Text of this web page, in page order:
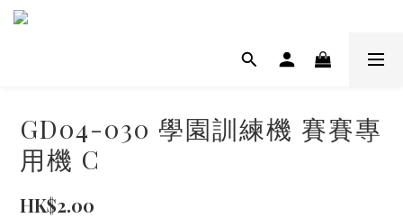
GD04-030 學園訓練機 賽賽專
用機 C
HK$2.00